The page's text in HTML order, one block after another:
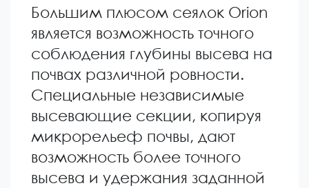
Большим плюсом сеялок Orion
является возможность точного
соблюдения глубины высева на
почвах различной ровности.
Специальные независимые
высевающие секции, копируя
микрорельеф почвы, дают
возможность более точного
высева и удержания заданной